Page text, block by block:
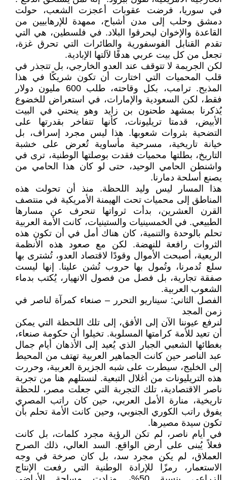
في سوريا، فرضت عقوبات أعجزت الشعب، حولت
دمشق وحلب إلى مدن أشباح، ممهدة للإرهابيين من
القاعدة والإخوان ليحرقوا البلاد. في فلسطين، هي التي
تقدم القنابل الفوسفورية والطائرات التي تحرق غزة،
تجعل من كل بيت عربي هدفًا لآلتها الإبادية.
لكن الجريمة لا تتوقف عند العدو الخارجي، بل تتجذر في
قلب المحميات التي اختارت أن تكون شريكًا في هذا
المذبح. ترامب، بكل وقاحته، طلب 600 مليون دولار
فقط، لكن السعودية والإمارات، في استعراض للخضوع
يُذكرنا بمشهد طحنون بن زايد وهو ينحني في البيت
الأبيض، قدمتا تريليونات، كأنها تتفاخر بقدرتها على
التضحية بثروات شعوبها. هذا ليس مجرد إسراف، بل
خيانة تاريخية، مسرحية مأساوية تُعرض على خشبة
التاريخ، بطلتها محميات فقدت بوصلتها الوطنية، ترى في
واشنطن الحامي الوحيد، حتى لو كان هذا الحامي من
يصنع أسلحة دمارنا.
هذا المسار ليس وليد اللحظة. منذ أن تحولت هذه
المناطق إلى محميات تحت الهيمنة الأمريكية في منتصف
القرن العشرين، بدأت ثرواتها تنحرف عن مسارها
الطبيعي. في الخمسينيات والستينيات، كانت الأمة العربية
تحلم بالوحدة والتنمية، كان هناك أمل في أن تكون هذه
الثروات رافعة للنهضة. لكن مع صعود هذه الأنظمة
الريعية، أصبحت الأموال وقودًا لاقتصاد العدو، تُشترى بها
سلع تُدمرنا، وتُمول بها حروب تُشن علينا. إنها ليست
صفقة تجارية، بل فصل من فصول الانهيار، يُكتب بدماء
الشعوب العربية.
الفصل الثاني: سيناريو التحرر – صنعاء كمرآة لناصر في
زمن المجد
لنرفع عيوننا الآن إلى الأفق، إلى تلك اللحظة التي يمكن
أن تعيد للأمة كرامتها المسلوبة. تخيلوا أن حكومة صنعاء،
بغطائها الشعبي الجبار الذي يُعيد إلى الأذهان أيام جمال
عبد الناصر حين كانت الجماهير العربية تهتف من المحيط
إلى الخليج، سيطرت على شبه الجزيرة العربية، وحررت
هذه التريليونات من أغلال التبعية. لنستلهم هنا من تجربة
ناصر الاقتصادية، تلك التجربة التي جعلت مصر، للحظة
تاريخية، منارة الأمل العربي، حين كان راتب المصري
يفوق راتب الكوري الجنوبي، وحين كانت الأمة تحلم بأن
تكون سيدة مصيرها.
في أيام ناصر، لم تكن الرؤية مجرد كلمات، بل كانت
فعلاً يُبنى على أرض الواقع. السد العالي، ذلك الصرح
العملاق، لم يكن مجرد سد، بل كان صرخة في وجه
الاستعمار، رمزًا للإرادة الوطنية التي رفعت الإنتاج